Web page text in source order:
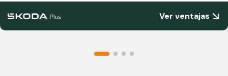
Ver ventajas